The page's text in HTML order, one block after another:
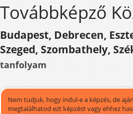
Továbbképző
Budapest, Debrecen,
Szeged, Szombathely,
tanfolyam
Nem tudjuk, hogy indul-e a képzés, de
megtalálhatod ezt képzést vagy ehhez